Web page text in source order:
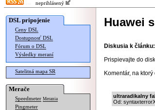
neprihlásený
DSL pripojenie
Ceny DSL
Dostupnosť DSL
Fórum o DSL
Výsledky meraní
Satelitná mapa SR
Merače
Speedmeter Merania
Pingmeter
Huawei
Diskusia k článku:
Prispievajte do
Komentár, na
ultraradikalny
Od: